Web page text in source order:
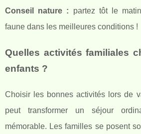
Conseil nature : partez tôt le
faune dans les meilleures conditions !
Quelles activités familiales
enfants ?
Choisir les bonnes activités lors de
peut transformer un séjour
mémorable. Les familles se posent